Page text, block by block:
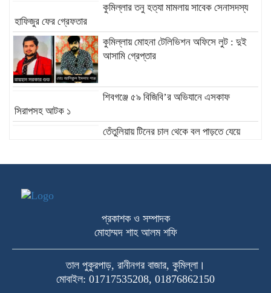
কুমিল্লার তনু হত্যা মামলায় সাবেক সেনাসদস্য
হাফিজুর ফের গ্রেফতার
কুমিল্লায় মোহনা টেলিভিশন অফিসে লুট : দুই
আসামি গ্রেপ্তার
শিবগঞ্জে ৫৯ বিজিবি’র অভিযানে এসকাফ
সিরাপসহ আটক ১
তেঁতুলিয়ায় টিনের চাল থেকে বল পাড়তে যেয়ে
সুনামগঞ্জে গ্রামীণ সড়কের গাছ কর্তনের অভিযোগ
শহরের জলিলপুরে ইয়াবাসহ মাদক কারবারি আটক
টাঙ্গুয়ার হাওরে গোসল করতে নেমে পর্যটকের মৃত্যু
প্রকাশক ও সম্পাদক
মোহাম্মদ শাহ আলম শফি
তাল পুকুরপাড়, রানীনগর বাজার, কুমিল্লা।
মোবাইল: 01717535208, 01876862150